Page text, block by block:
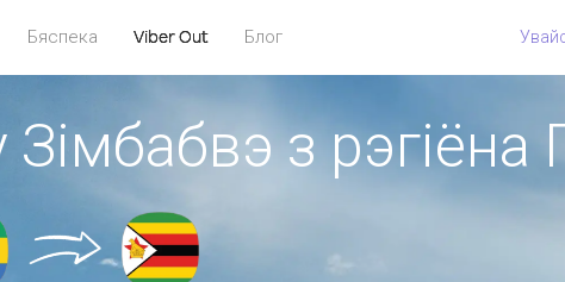
Бяспека Viber Out Блог
з рэгіёна